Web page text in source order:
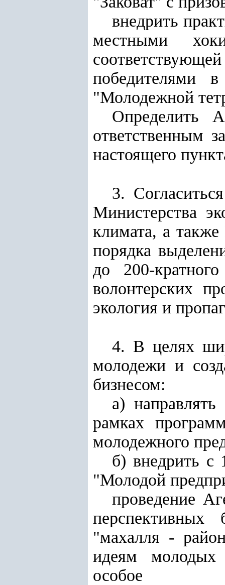
внедрить
местными
победителями
"Молодежной
Определить
ответственным
настоящего
3.
Министерства
климата, а
порядка
до 200-
волонтерских
экология и
4. В целях
молодежи и
бизнесом:
а)
рамках
молодежного
б) внедрить с
"Молодой
проведение
"махалля -
идеям молодых
особое